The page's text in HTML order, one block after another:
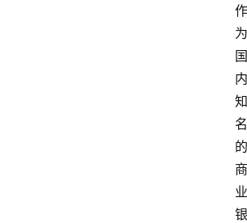
作
为
国
内
知
名
的
商
业
银